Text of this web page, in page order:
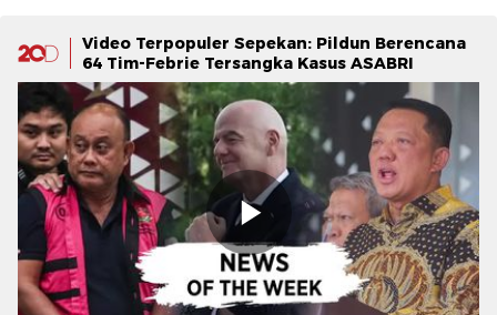
Video Terpopuler Sepekan: Pildun Berencana
64 Tim-Febrie Tersangka Kasus ASABRI